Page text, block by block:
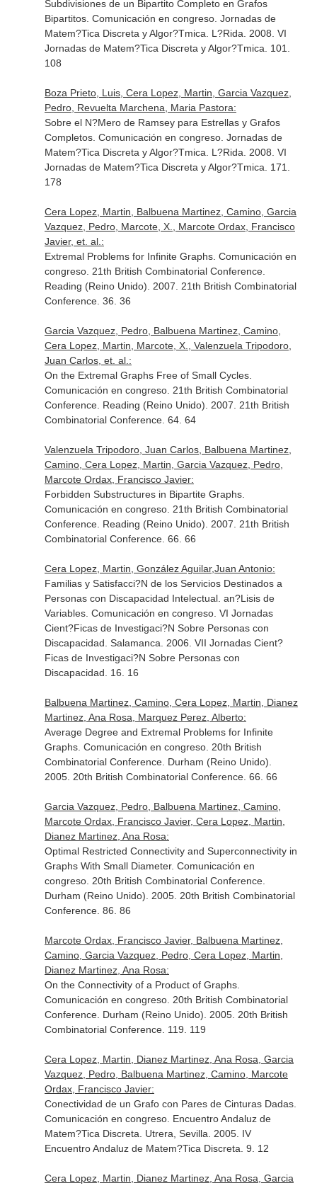
Subdivisiones de un Bipartito Completo en Grafos
Bipartitos. Comunicación en congreso. Jornadas de
Matem?Tica Discreta y Algor?Tmica. L?Rida. 2008. VI
Jornadas de Matem?Tica Discreta y Algor?Tmica. 101.
108
Boza Prieto, Luis, Cera Lopez, Martin, Garcia Vazquez,
Pedro, Revuelta Marchena, Maria Pastora:
Sobre el N?Mero de Ramsey para Estrellas y Grafos
Completos. Comunicación en congreso. Jornadas de
Matem?Tica Discreta y Algor?Tmica. L?Rida. 2008. VI
Jornadas de Matem?Tica Discreta y Algor?Tmica. 171.
178
Cera Lopez, Martin, Balbuena Martinez, Camino, Garcia
Vazquez, Pedro, Marcote, X., Marcote Ordax, Francisco
Javier, et. al.:
Extremal Problems for Infinite Graphs. Comunicación en
congreso. 21th British Combinatorial Conference.
Reading (Reino Unido). 2007. 21th British Combinatorial
Conference. 36. 36
Garcia Vazquez, Pedro, Balbuena Martinez, Camino,
Cera Lopez, Martin, Marcote, X., Valenzuela Tripodoro,
Juan Carlos, et. al.:
On the Extremal Graphs Free of Small Cycles.
Comunicación en congreso. 21th British Combinatorial
Conference. Reading (Reino Unido). 2007. 21th British
Combinatorial Conference. 64. 64
Valenzuela Tripodoro, Juan Carlos, Balbuena Martinez,
Camino, Cera Lopez, Martin, Garcia Vazquez, Pedro,
Marcote Ordax, Francisco Javier:
Forbidden Substructures in Bipartite Graphs.
Comunicación en congreso. 21th British Combinatorial
Conference. Reading (Reino Unido). 2007. 21th British
Combinatorial Conference. 66. 66
Cera Lopez, Martin, González Aguilar,Juan Antonio:
Familias y Satisfacci?N de los Servicios Destinados a
Personas con Discapacidad Intelectual. an?Lisis de
Variables. Comunicación en congreso. VI Jornadas
Cient?Ficas de Investigaci?N Sobre Personas con
Discapacidad. Salamanca. 2006. VII Jornadas Cient?
Ficas de Investigaci?N Sobre Personas con
Discapacidad. 16. 16
Balbuena Martinez, Camino, Cera Lopez, Martin, Dianez
Martinez, Ana Rosa, Marquez Perez, Alberto:
Average Degree and Extremal Problems for Infinite
Graphs. Comunicación en congreso. 20th British
Combinatorial Conference. Durham (Reino Unido).
2005. 20th British Combinatorial Conference. 66. 66
Garcia Vazquez, Pedro, Balbuena Martinez, Camino,
Marcote Ordax, Francisco Javier, Cera Lopez, Martin,
Dianez Martinez, Ana Rosa:
Optimal Restricted Connectivity and Superconnectivity in
Graphs With Small Diameter. Comunicación en
congreso. 20th British Combinatorial Conference.
Durham (Reino Unido). 2005. 20th British Combinatorial
Conference. 86. 86
Marcote Ordax, Francisco Javier, Balbuena Martinez,
Camino, Garcia Vazquez, Pedro, Cera Lopez, Martin,
Dianez Martinez, Ana Rosa:
On the Connectivity of a Product of Graphs.
Comunicación en congreso. 20th British Combinatorial
Conference. Durham (Reino Unido). 2005. 20th British
Combinatorial Conference. 119. 119
Cera Lopez, Martin, Dianez Martinez, Ana Rosa, Garcia
Vazquez, Pedro, Balbuena Martinez, Camino, Marcote
Ordax, Francisco Javier:
Conectividad de un Grafo con Pares de Cinturas Dadas.
Comunicación en congreso. Encuentro Andaluz de
Matem?Tica Discreta. Utrera, Sevilla. 2005. IV
Encuentro Andaluz de Matem?Tica Discreta. 9. 12
Cera Lopez, Martin, Dianez Martinez, Ana Rosa, Garcia